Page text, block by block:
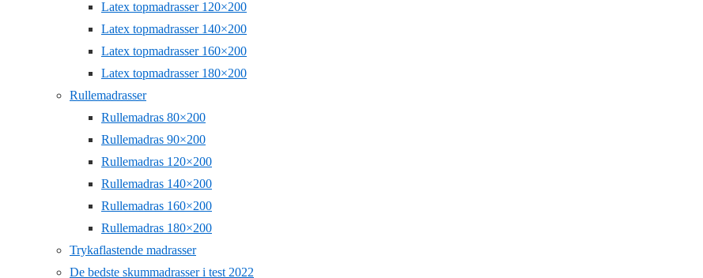
Latex topmadrasser 120×200
Latex topmadrasser 140×200
Latex topmadrasser 160×200
Latex topmadrasser 180×200
Rullemadrasser
Rullemadras 80×200
Rullemadras 90×200
Rullemadras 120×200
Rullemadras 140×200
Rullemadras 160×200
Rullemadras 180×200
Trykaflastende madrasser
De bedste skummadrasser i test 2022